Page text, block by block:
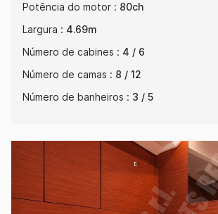
Potência do motor : 80ch
Largura : 4.69m
Número de cabines : 4 / 6
Número de camas : 8 / 12
Número de banheiros : 3 / 5